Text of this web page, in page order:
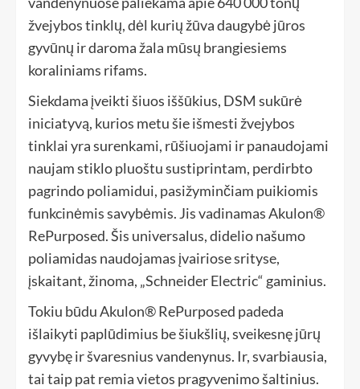
žvejybos tinklų, dėl kurių žūva daugybė jūros
gyvūnų ir daroma žala mūsų brangiesiems
koraliniams rifams.
Siekdama įveikti šiuos iššūkius, DSM sukūrė
iniciatyvą, kurios metu šie išmesti žvejybos
tinklai yra surenkami, rūšiuojami ir panaudojami
naujam stiklo pluoštu sustiprintam, perdirbto
pagrindo poliamidui, pasižyminčiam puikiomis
funkcinėmis savybėmis. Jis vadinamas Akulon®
RePurposed. Šis universalus, didelio našumo
poliamidas naudojamas įvairiose srityse,
įskaitant, žinoma, „Schneider Electric“ gaminius.
Tokiu būdu Akulon® RePurposed padeda
išlaikyti paplūdimius be šiukšlių, sveikesnę jūrų
gyvybę ir švaresnius vandenynus. Ir, svarbiausia,
tai taip pat remia vietos pragyvenimo šaltinius.